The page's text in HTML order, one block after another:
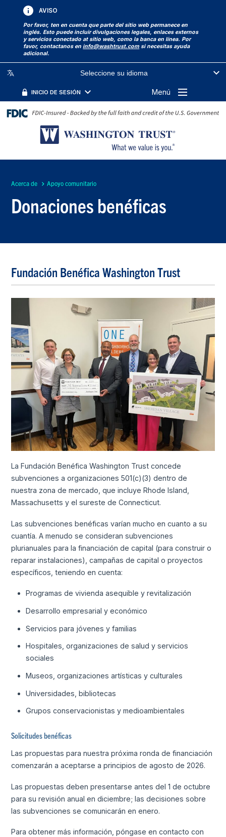
AVISO
Por favor, ten en cuenta que parte del sitio web permanece en
inglés. Esto puede incluir divulgaciones legales, enlaces externos
y servicios conectado at sitio web, como la banca en línea. Por
favor, contactanos eninfo@washtrust.com si necesitas ayuda
adicional.
Seleccione su idioma
INICIO DE SESIÓN Menú
Acerca de Apoyo comunitario
Donaciones benéficas
Fundación Benéfica Washington Trust
La Fundación Benéfica Washington Trust concede
subvenciones a organizaciones 501(c)(3) dentro de
nuestra zona de mercado, que incluye Rhode Island,
Massachusetts y el sureste de Connecticut.
Las subvenciones benéficas varían mucho en cuanto a su
cuantía. A menudo se consideran subvenciones
plurianuales para la financiación de capital (para construir o
reparar instalaciones), campañas de capital o proyectos
específicos, teniendo en cuenta:
Programas de vivienda asequible y revitalización
Desarrollo empresarial y económico
Servicios para jóvenes y familias
Hospitales, organizaciones de salud y servicios
sociales
Museos, organizaciones artísticas y culturales
Universidades, bibliotecas
Grupos conservacionistas y medioambientales
Solicitudes benéficas
Las propuestas para nuestra próxima ronda de financiación
comenzarán a aceptarse a principios de agosto de 2026.
Las propuestas deben presentarse antes del 1 de octubre
para su revisión anual en diciembre; las decisiones sobre
las subvenciones se comunicarán en enero.
Para obtener más información, póngase en contacto con